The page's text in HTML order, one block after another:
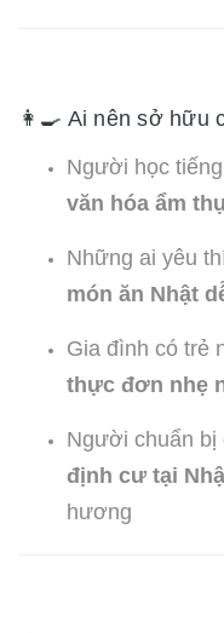
👩‍🍳 Ai nên sở hữu
Người học
văn hóa ẩm
Những ai yêu
món ăn Nhật
Gia đình có trẻ
thực đơn nhẹ
Người chuẩn bị
định cư tại
hương